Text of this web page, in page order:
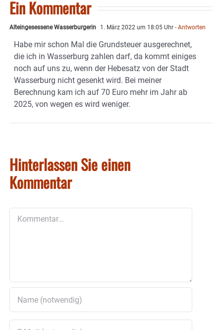
Ein Kommentar
Alteingesessene Wasserburgerin 1. März 2022 um 18:05 Uhr - Antworten
Habe mir schon Mal die Grundsteuer ausgerechnet,
die ich in Wasserburg zahlen darf, da kommt einiges
noch auf uns zu, wenn der Hebesatz von der Stadt
Wasserburg nicht gesenkt wird. Bei meiner
Berechnung kam ich auf 70 Euro mehr im Jahr ab
2025, von wegen es wird weniger.
Hinterlassen Sie einen
Kommentar